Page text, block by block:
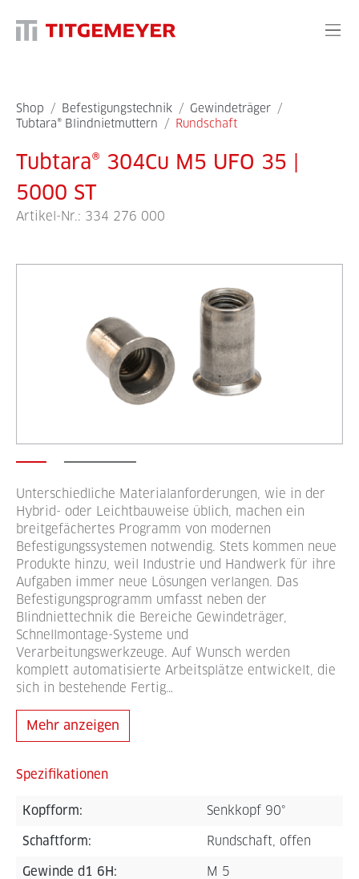
Shop / Befestigungstechnik / Gewindeträger /
Tubtara® Blindnietmuttern / Rundschaft
Tubtara® 304Cu M5 UFO 35 |
5000 ST
Artikel-Nr.: 334 276 000
Unterschiedliche Materialanforderungen, wie in der
Hybrid- oder Leichtbauweise üblich, machen ein
breitgefächertes Programm von modernen
Befestigungssystemen notwendig. Stets kommen neue
Produkte hinzu, weil Industrie und Handwerk für ihre
Aufgaben immer neue Lösungen verlangen. Das
Befestigungsprogramm umfasst neben der
Blindniettechnik die Bereiche Gewindeträger,
Schnellmontage-Systeme und
Verarbeitungswerkzeuge. Auf Wunsch werden
komplett automatisierte Arbeitsplätze entwickelt, die
sich in bestehende Fertig…
Mehr anzeigen
Spezifikationen
Kopfform: Senkkopf 90°
Schaftform: Rundschaft, offen
Gewinde d1 6H: M 5